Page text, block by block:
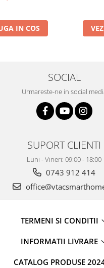
IN COS
SOCIAL
Urmareste-ne in social
SUPORT CLIENTI
Luni - Vineri: 09:00 - 18:00
0743 912 414
TERMENI SI CONDITII
INFORMATII LIVRARE
CATALOG PRODUSE